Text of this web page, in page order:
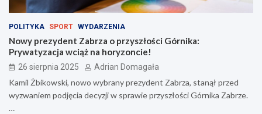
POLITYKA SPORT WYDARZENIA
Nowy prezydent Zabrza o przyszłości Górnika:
Prywatyzacja wciąż na horyzoncie!
26 sierpnia 2025 Adrian Domagała
Kamil Żbikowski, nowo wybrany prezydent Zabrza, stanął przed
wyzwaniem podjęcia decyzji w sprawie przyszłości Górnika Zabrze.
…